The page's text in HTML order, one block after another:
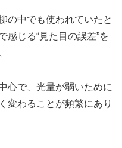
の中でも使われていたと
感じる“見た目の誤差”を
心で、光量が弱いために
変わることが頻繁にあり